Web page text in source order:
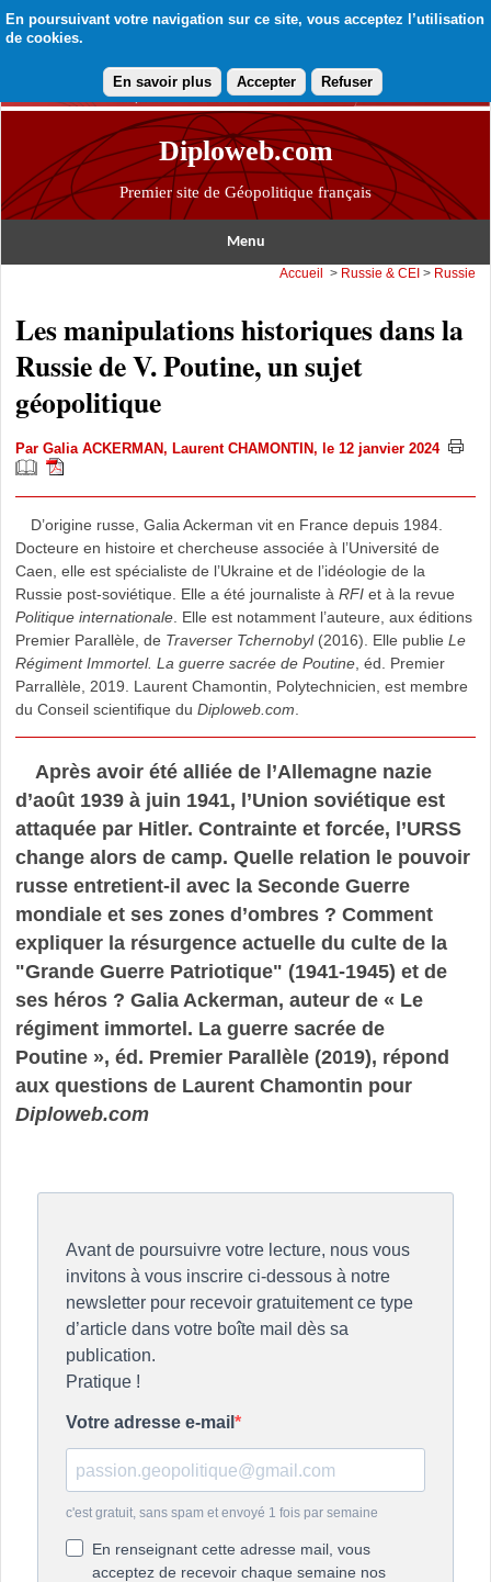
En poursuivant votre navigation sur ce site, vous acceptez l’utilisation
de cookies.
En savoir plus Accepter Refuser
Diploweb.com
Premier site de Géopolitique français
Menu
Accueil > Russie & CEI > Russie
Les manipulations historiques dans la
Russie de V. Poutine, un sujet
géopolitique
Par Galia ACKERMAN, Laurent CHAMONTIN, le 12 janvier 2024
D’origine russe, Galia Ackerman vit en France depuis 1984.
Docteure en histoire et chercheuse associée à l’Université de
Caen, elle est spécialiste de l’Ukraine et de l’idéologie de la
Russie post-soviétique. Elle a été journaliste à RFIet à la revue
Politique internationale. Elle est notamment l’auteure, aux éditions
Premier Parallèle, de Traverser Tchernobyl(2016). Elle publie Le
Régiment Immortel. La guerre sacrée de Poutine, éd. Premier
Parrallèle, 2019. Laurent Chamontin, Polytechnicien, est membre
du Conseil scientifique du Diploweb.com
Après avoir été alliée de l’Allemagne nazie
d’août 1939 à juin 1941, l’Union soviétique est
attaquée par Hitler. Contrainte et forcée, l’URSS
change alors de camp. Quelle relation le pouvoir
russe entretient-il avec la Seconde Guerre
mondiale et ses zones d’ombres ? Comment
expliquer la résurgence actuelle du culte de la
"Grande Guerre Patriotique" (1941-1945) et de
ses héros ? Galia Ackerman, auteur de « Le
régiment immortel. La guerre sacrée de
Poutine », éd. Premier Parallèle (2019), répond
aux questions de Laurent Chamontin pour
Diploweb.com